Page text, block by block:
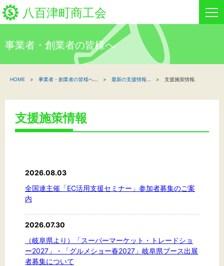
八百津町商工会
新着情報
関係機関の方へ
標準 拡大
事業者・創業者の皆様へ
HOME 事業者・創業者の皆様へ 最新の支援情報 支援施策情報.
支援施策情報
2026.08.03
全国連主催「EC活用支援セミナー」参加者募集のご案
内
2026.07.30
（岐阜県より）「スーパーマーケット・トレードショ
ー2027」・「グルメショー春2027」岐阜県ブース出展
者募集について